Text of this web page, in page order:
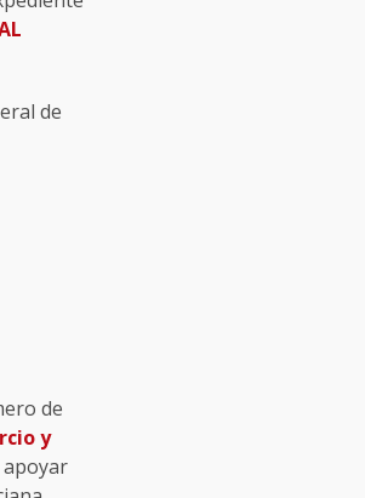
de
de
y
apoyar